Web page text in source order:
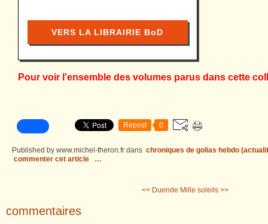
VERS LA LIBRAIRIE BoD
Pour voir l'ensemble des volumes parus dans cette
Repost 0
Published by www.michel-theron.fr dans chroniques de golias hebdo
commenter cet article
…
<< Duende Mille soleils >>
commentaires